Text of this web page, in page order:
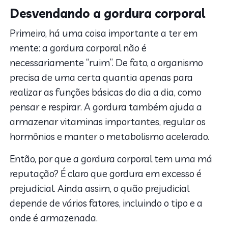
Desvendando a gordura corporal
Primeiro, há uma coisa importante a ter em
mente: a gordura corporal não é
necessariamente “ruim”. De fato, o organismo
precisa de uma certa quantia apenas para
realizar as funções básicas do dia a dia, como
pensar e respirar. A gordura também ajuda a
armazenar vitaminas importantes, regular os
hormônios e manter o metabolismo acelerado.
Então, por que a gordura corporal tem uma má
reputação? É claro que gordura em excesso é
prejudicial. Ainda assim, o quão prejudicial
depende de vários fatores, incluindo o tipo e a
onde é armazenada.